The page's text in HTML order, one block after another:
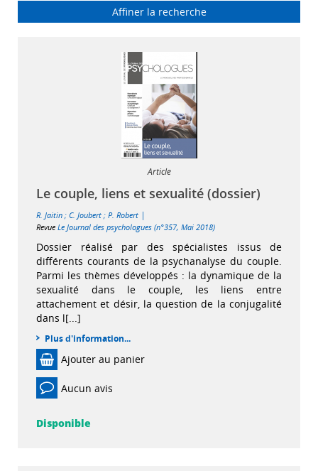
Affiner la recherche
Article
Le couple, liens et sexualité (dossier)
R. Jaitin ; C. Joubert ; P. Robert |
Revue Le Journal des psychologues (n°357, Mai 2018)
Dossier réalisé par des spécialistes issus de
différents courants de la psychanalyse du couple.
Parmi les thèmes développés : la dynamique de la
sexualité dans le couple, les liens entre
attachement et désir, la question de la conjugalité
dans l[...]
Plus d'information...
Ajouter au panier
Aucun avis
Disponible